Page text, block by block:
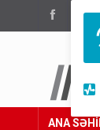
ANA